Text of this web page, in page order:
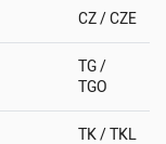
CZ / CZE
TG /
TGO
TK / TKL